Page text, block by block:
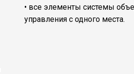
• все элементы системы
управления с одного места.